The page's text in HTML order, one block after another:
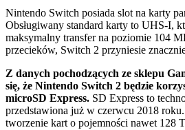
Nintendo Switch posiada slot na karty
Obsługiwany standard karty to UHS-I,
maksymalny transfer na poziomie 104
przecieków, Switch 2 przyniesie
Z danych pochodzących ze sklepu
się, że Nintendo Switch 2 będzie
microSD Express. SD Express to
przedstawiona już w czerwcu 2018
tworzenie kart o pojemności nawet 128